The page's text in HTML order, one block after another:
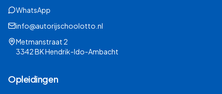
WhatsApp
info@autorijschoolotto.nl
Metmanstraat 2
3342 BK Hendrik-Ido-Ambacht
Opleidingen